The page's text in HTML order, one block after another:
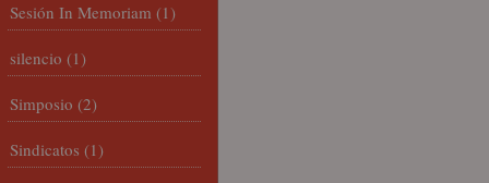
Sesión In Memoriam (1)
silencio (1)
Simposio (2)
Sindicatos (1)